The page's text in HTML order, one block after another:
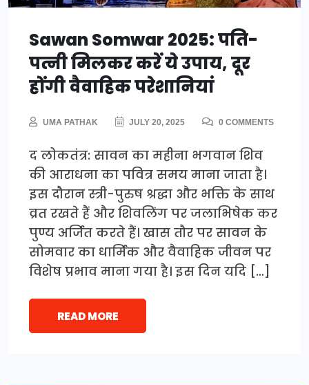
Sawan Somwar 2025: पति-
पत्नी मिलकर करें ये उपाय, दूर
होंगी वैवाहिक परेशानियां
UMA PATHAK JULY 20, 2025 0 COMMENTS
द लोकतंत्र: सावन का महीना भगवान शिव
की आराधना का पवित्र समय माना जाता है।
इस दौरान स्त्री-पुरुष श्रद्धा और भक्ति के साथ
व्रत रखते हैं और शिवलिंग पर जलाभिषेक कर
पुण्य अर्जित करते हैं। खास तौर पर सावन के
सोमवार का धार्मिक और वैवाहिक जीवन पर
विशेष प्रभाव माना गया है। इस दिन यदि […]
READ MORE